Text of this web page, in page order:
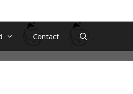
Contact